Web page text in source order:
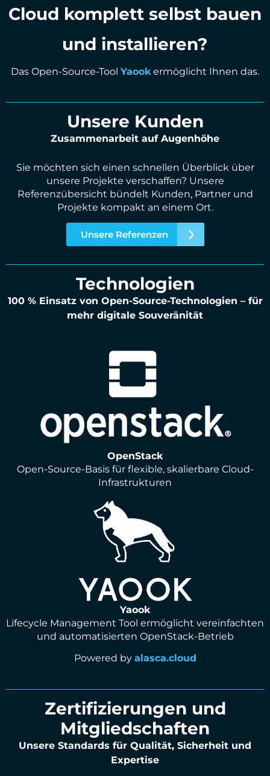
Cloud komplett selbst bauen
und installieren?
Das Open-Source-Tool Yaookermöglicht Ihnen das.
Unsere Kunden
Zusammenarbeit auf Augenhöhe
Sie möchten sich einen schnellen Überblick über
unsere Projekte verschaffen? Unsere
Referenzübersicht bündelt Kunden, Partner und
Projekte kompakt an einem Ort.
Unsere Referenzen
Technologien
100 % Einsatz von Open-Source-Technologien – für
mehr digitale Souveränität
OpenStack
Open-Source-Basis für flexible, skalierbare Cloud-
Infrastrukturen
Yaook
Lifecycle Management Tool ermöglicht vereinfachten
und automatisierten OpenStack-Betrieb
Powered by alasca.cloud
Zertifizierungen und
Mitgliedschaften
Unsere Standards für Qualität, Sicherheit und
Expertise